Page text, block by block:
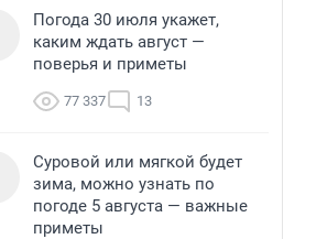
Погода 30 июля укажет,
каким ждать август —
поверья и приметы
77 337 13
Суровой или мягкой будет
зима, можно узнать по
погоде 5 августа — важные
приметы